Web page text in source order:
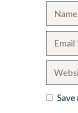
Name
Email
Website